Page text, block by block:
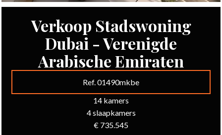
Verkoop Stadswoning
Dubai - Verenigde
Arabische Emiraten
Ref. 01490mkbe
14 kamers
4 slaapkamers
€ 735.545